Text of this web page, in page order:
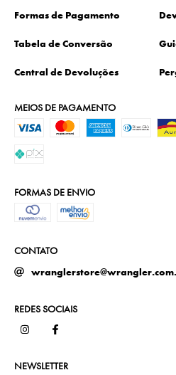
Formas de Pagamento
Tabela de Conversão
Central de Devoluções
MEIOS DE PAGAMENTO
FORMAS DE ENVIO
CONTATO
REDES SOCIAIS
NEWSLETTER